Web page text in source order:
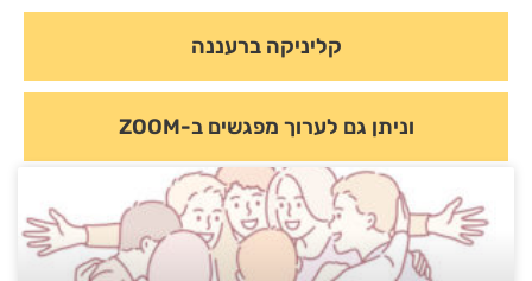
קליניקה ברעננה
וניתן גם לערוך מפגשים ב-ZOOM